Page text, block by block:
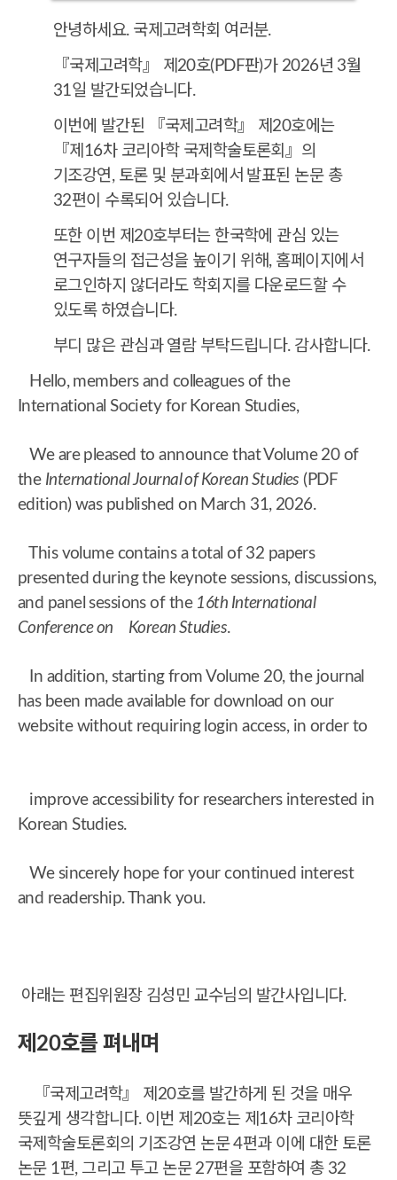
안녕하세요. 국제고려학회 여러분.
『국제고려학』 제20호(PDF판)가 2026년 3월
31일 발간되었습니다.
이번에 발간된 『국제고려학』 제20호에는
『제16차 코리아학 국제학술토론회』의
기조강연, 토론 및 분과회에서 발표된 논문 총
32편이 수록되어 있습니다.
또한 이번 제20호부터는 한국학에 관심 있는
연구자들의 접근성을 높이기 위해, 홈페이지에서
로그인하지 않더라도 학회지를 다운로드할 수
있도록 하였습니다.
부디 많은 관심과 열람 부탁드립니다. 감사합니다.
Hello, members and colleagues of the
International Society for Korean Studies,
We are pleased to announce that Volume 20 of
the International Journal of Korean Studies (PDF
edition) was published on March 31, 2026.
This volume contains a total of 32 papers
presented during the keynote sessions, discussions,
and panel sessions of the 16th International
Conference on Korean Studies.
In addition, starting from Volume 20, the journal
has been made available for download on our
website without requiring login access, in order to
improve accessibility for researchers interested in
Korean Studies.
We sincerely hope for your continued interest
and readership. Thank you.
아래는 편집위원장 김성민 교수님의 발간사입니다.
제 20호를 펴내며
『국제고려학』 제20호를 발간하게 된 것을 매우
뜻깊게 생각합니다. 이번 제20호는 제16차 코리아학
국제학술토론회의 기조강연 논문 4편과 이에 대한 토론
논문 1편, 그리고 투고 논문 27편을 포함하여 총 32